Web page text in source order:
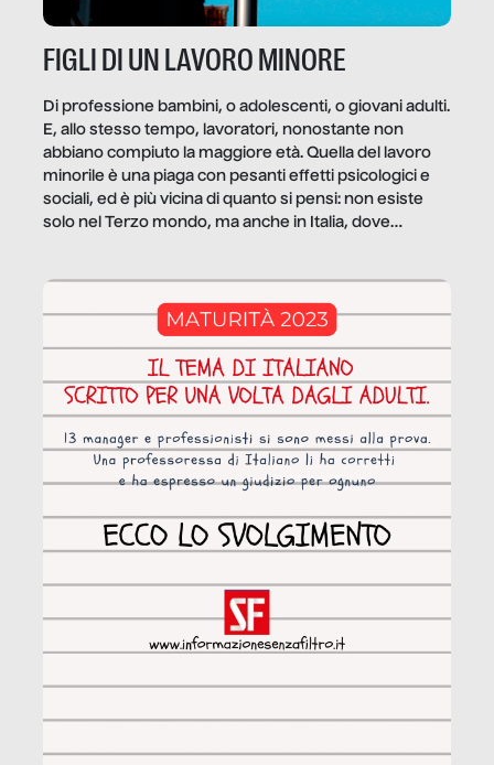
FIGLI DI UN LAVORO MINORE
Di professione bambini, o adolescenti, o giovani adulti.
E, allo stesso tempo, lavoratori, nonostante non
abbiano compiuto la maggiore età. Quella del lavoro
minorile è una piaga con pesanti effetti psicologici e
sociali, ed è più vicina di quanto si pensi: non esiste
solo nel Terzo mondo, ma anche in Italia, dove